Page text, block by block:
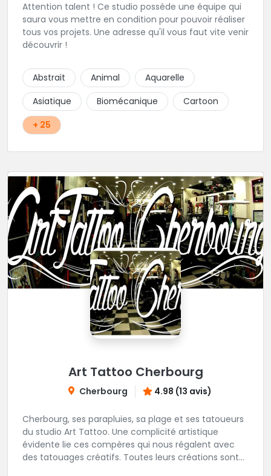
Attention talent ! Ce studio possède une équipe qui
saura vous mettre en condition pour pouvoir réaliser
tous vos projets. Une adresse qu'il vous faut vite venir
découvrir !
Abstrait Animal
Aquarelle
Asiatique
Biomécanique
Cartoon
+ 25
Art Tattoo Cherbourg
Cherbourg 4.98 (13 avis)
Cherbourg, ses parapluies, sa plage et ses tatoueurs
du studio Art Tattoo. Une complicité artistique
évidente lie ces compères qui nous régalent avec
des tatouages créatifs. Toutes leurs créations sont